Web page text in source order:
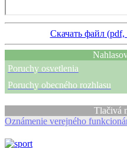
Скачать файл
Poruchy osvetlenia
Poruchy obecného rozhlasu
Tlačivá
Oznámenie verejného